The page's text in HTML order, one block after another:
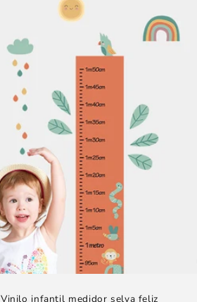
Vinilo infantil medidor selva feliz